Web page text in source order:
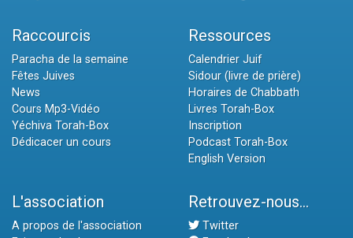
Raccourcis
Paracha de la semaine
Fêtes Juives
News
Cours Mp3-Vidéo
Yéchiva Torah-Box
Dédicacer un cours
Ressources
Calendrier Juif
Sidour (livre de prière)
Horaires de Chabbath
Livres Torah-Box
Inscription
Podcast Torah-Box
English Version
L'association
A propos de l'association
Retrouvez-nous...
Twitter